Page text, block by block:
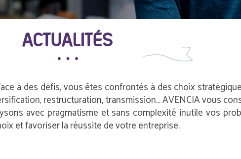
ACTUALITÉS
à des défis, vous êtes confrontés à des choix
restructuration, transmission… AVENCIA vous
avec pragmatisme et sans complexité inutile vos
et favoriser la réussite de votre entreprise.